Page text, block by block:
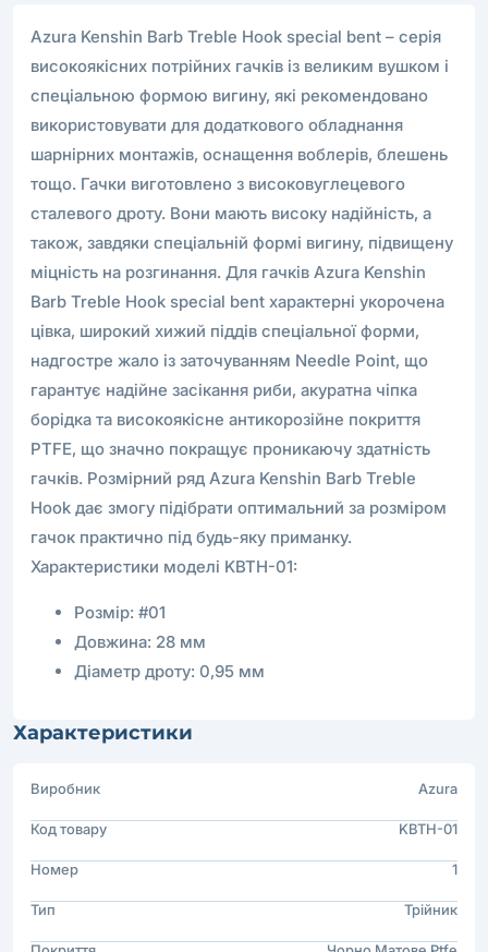
Azura Kenshin Barb Treble Hook special bent – серія
високоякісних потрійних гачків із великим вушком і
спеціальною формою вигину, які рекомендовано
використовувати для додаткового обладнання
шарнірних монтажів, оснащення воблерів, блешень
тощо. Гачки виготовлено з високовуглецевого
сталевого дроту. Вони мають високу надійність, а
також, завдяки спеціальній формі вигину, підвищену
міцність на розгинання. Для гачків Azura Kenshin
Barb Treble Hook special bent характерні укорочена
цівка, широкий хижий піддiв спеціальної форми,
надгостре жало із заточуванням Needle Point, що
гарантує надійне засікання риби, акуратна чіпка
борідка та високоякісне антикорозійне покриття
PTFE, що значно покращує проникаючу здатність
гачків. Розмірний ряд Azura Kenshin Barb Treble
Hook дає змогу підібрати оптимальний за розміром
гачок практично під будь-яку приманку.
Характеристики моделі KBTH-01:
Розмір: #01
Довжина: 28 мм
Діаметр дроту: 0,95 мм
Характеристики
Виробник Azura
Код товару KBTH-01
Номер 1
Тип Трійник